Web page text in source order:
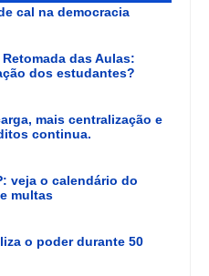
cal na democracia
das Aulas:
dos estudantes?
mais centralização e
continua.
veja o calendário do
multas
o poder durante 50